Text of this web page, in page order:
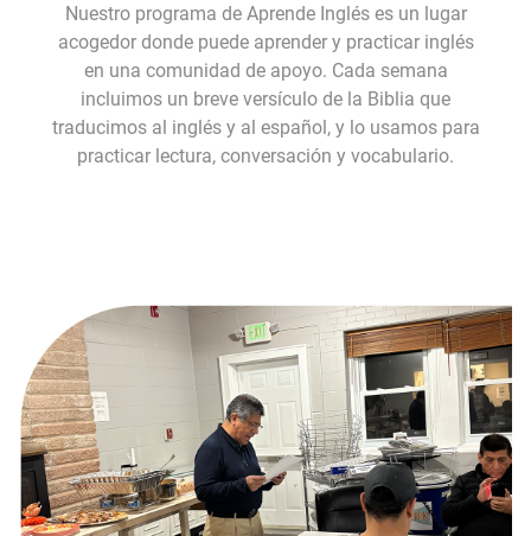
Nuestro programa de Aprende Inglés es un lugar
acogedor donde puede aprender y practicar inglés
en una comunidad de apoyo. Cada semana
incluimos un breve versículo de la Biblia que
traducimos al inglés y al español, y lo usamos para
practicar lectura, conversación y vocabulario.